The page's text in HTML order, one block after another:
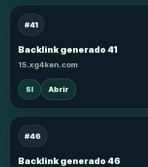
#41
Backlink generado 41
15.xg4ken.com
SI Abrir
#46
Backlink generado 46